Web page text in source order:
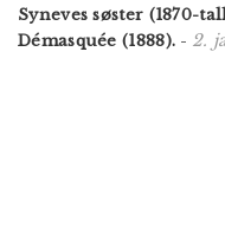
Syneves søster (1870-
Démasquée (1888). - 2.